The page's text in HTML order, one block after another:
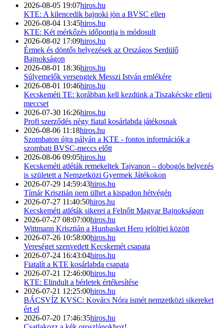
2026-08-05 19:07hiros.hu
KTE: A kilencedik bajnoki jön a BVSC ellen
2026-08-04 13:45hiros.hu
KTE: Két mérkőzés időpontja is módosult
2026-08-02 17:09hiros.hu
Érmek és döntős helyezések az Országos Serdülő
Bajnokságon
2026-08-01 18:36hiros.hu
Súlyemelők versengtek Messzi István emlékére
2026-08-01 10:46hiros.hu
Kecskeméti TE: korábban kell kezdünk a Tiszakécske elleni
meccset
2026-07-30 16:26hiros.hu
Profi szerződés négy fiatal kosárlabda játékosnak
2026-08-06 11:18hiros.hu
Szombaton újra pályán a KTE - fontos információk a
szombati BVSC-meccs előtt
2026-08-06 09:05hiros.hu
Kecskeméti atléták remekeltek Tajvanon – dobogós helyezés
is született a Nemzetközi Gyermek Játékokon
2026-07-29 14:59:43hiros.hu
Tímár Krisztián nem ülhet a kispadon hétvégén
2026-07-27 11:40:50hiros.hu
Kecskeméti atléták sikerei a Felnőtt Magyar Bajnokságon
2026-07-27 08:07:00hiros.hu
Wittmann Krisztián a Hunbasket Hero jelöltjei között
2026-07-26 10:58:00hiros.hu
Vereséget szenvedett Kecskemét csapata
2026-07-24 16:43:04hiros.hu
Fiatalít a KTE kosárlabda csapata
2026-07-21 12:46:00hiros.hu
KTE: Elindult a bérletek értékesítése
2026-07-21 12:25:00hiros.hu
BÁCSVÍZ KVSC: Kovács Nóra ismét nemzetközi sikereket
ért el
2026-07-20 17:46:35hiros.hu